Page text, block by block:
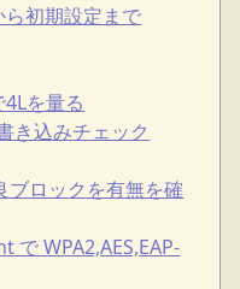
初期設定まで
を量る
き込みチェック
ロックを有無を確
WPA2,AES,EAP-